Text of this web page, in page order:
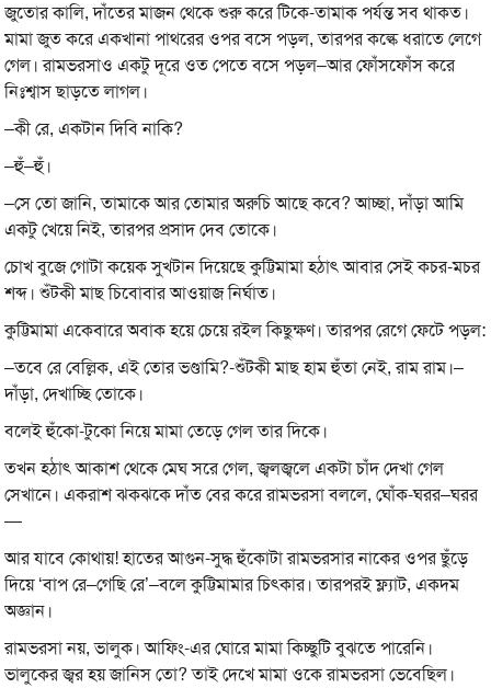
জুতোর কালি, দাঁতের মাজন থেকে শুরু করে টিকে-তামাক পর্যন্ত সব থাকত।
মামা জুত করে একখানা পাথরের ওপর বসে পড়ল, তারপর কল্কে ধরাতে লেগে
গেল। রামভরসাও একটু দূরে ওত পেতে বসে পড়ল–আর ফোঁসফোঁস করে
নিঃশ্বাস ছাড়তে লাগল।
–কী রে, একটান দিবি নাকি?
–হুঁ–হুঁ।
–সে তো জানি, তামাকে আর তোমার অরুচি আছে কবে? আচ্ছা, দাঁড়া আমি
একটু খেয়ে নিই, তারপর প্রসাদ দেব তোকে।
চোখ বুজে গোটা কয়েক সুখটান দিয়েছে কুট্টিমামা হঠাৎ আবার সেই কচর-মচর
শব্দ। শুঁটকী মাছ চিবোবার আওয়াজ নির্ঘাত।
কুট্টিমামা একেবারে অবাক হয়ে চেয়ে রইল কিছুক্ষণ। তারপর রেগে ফেটে পড়ল:
–তবে রে বেল্লিক, এই তোর ভণ্ডামি?-শুঁটকী মাছ হাম হুঁতা নেই, রাম রাম।–
দাঁড়া, দেখাচ্ছি তোকে।
বলেই হুঁকো-টুকো নিয়ে মামা তেড়ে গেল তার দিকে।
তখন হঠাৎ আকাশ থেকে মেঘ সরে গেল, জ্বলজ্বলে একটা চাঁদ দেখা গেল
সেখানে। একরাশ ঝকঝকে দাঁত বের করে রামভরসা বললে, ঘোঁক-ঘরর–ঘরর
—
আর যাবে কোথায়! হাতের আগুন-সুদ্ধ হুঁকোটা রামভরসার নাকের ওপর ছুঁড়ে
দিয়ে ‘বাপ রে–গেছি রে’–বলে কুট্টিমামার চিৎকার। তারপরই ফ্ল্যাট, একদম
অজ্ঞান।
রামভরসা নয়, ভালুক। আফিং-এর ঘোরে মামা কিচ্ছুটি বুঝতে পারেনি।
ভালুকের জ্বর হয় জানিস তো? তাই দেখে মামা ওকে রামভরসা ভেবেছিল।